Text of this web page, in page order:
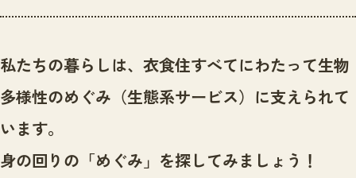
センター紹介
センター紹介TOP
サイトポリシー
ニュース
いきものガイド
いきものガイドTOP
イベント
私たちの暮らしは、衣食住すべてにわたって生物
多様性のめぐみ（生態系サービス）に支えられて
います。
身の回りの「めぐみ」を探してみましょう！